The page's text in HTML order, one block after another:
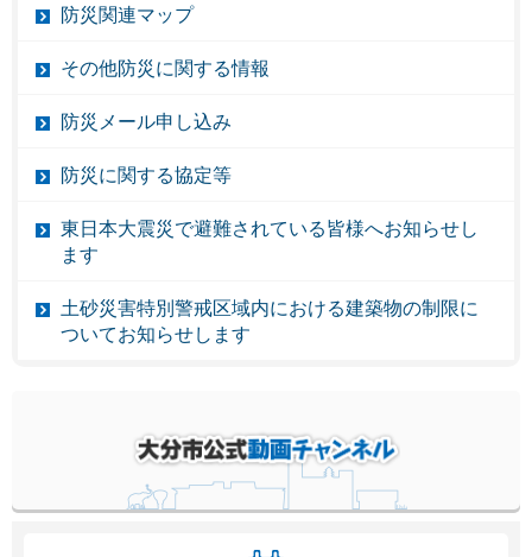
防災関連マップ
その他防災に関する情報
防災メール申し込み
防災に関する協定等
東日本大震災で避難されている皆様へお知らせし
ます
土砂災害特別警戒区域内における建築物の制限に
ついてお知らせします